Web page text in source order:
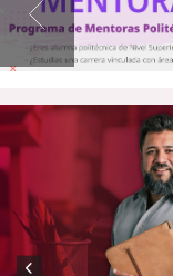
Previous